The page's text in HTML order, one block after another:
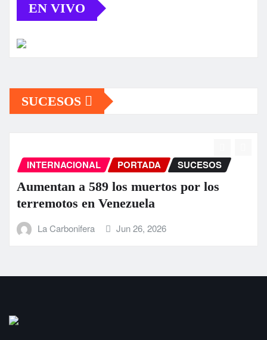
EN VIVO
SUCESOS
INTERNACIONAL PORTADA SUCESOS
Aumentan a 589 los muertos por los
terremotos en Venezuela
La Carbonifera Jun 26, 2026